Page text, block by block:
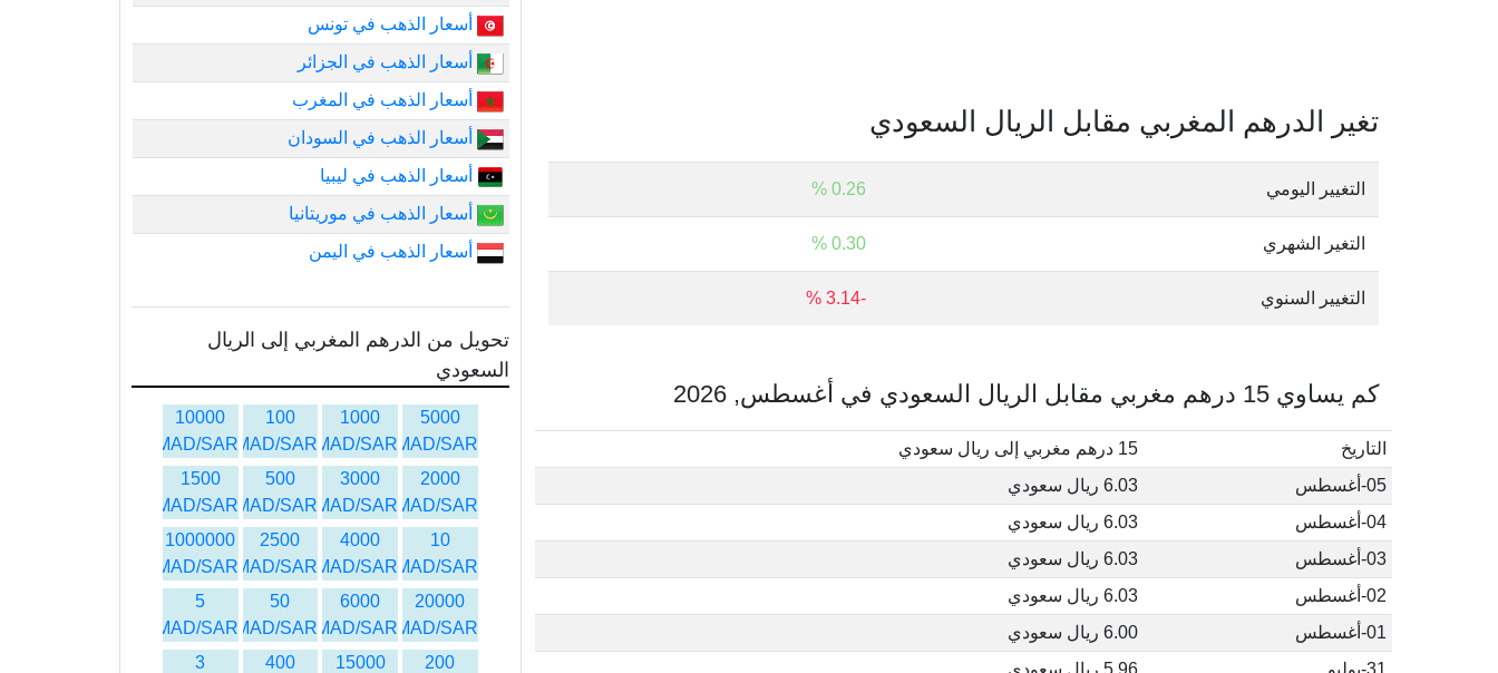
تغير الدرهم المغربي مقابل الريال السعودي
التغيير اليومي 0.26 %
التغير الشهري 0.30 %
التغيير السنوي -3.14 %
كم يساوي 15 درهم مغربي مقابل الريال السعودي في أغسطس, 2026
التاريخ
15 درهم مغربي إلى ريال سعودي
05-أغسطس
6.03 ريال سعودي
04-أغسطس
6.03 ريال سعودي
03-أغسطس
6.03 ريال سعودي
02-أغسطس
6.03 ريال سعودي
01-أغسطس
6.00 ريال سعودي
31-يوليو
5.96 ريال سعودي
أسعار الذهب في تونس
أسعار الذهب في الجزائر
أسعار الذهب في المغرب
أسعار الذهب في السودان
أسعار الذهب في ليبيا
أسعار الذهب في موريتانيا
أسعار الذهب في اليمن
تحويل من الدرهم المغربي إلى الريال
السعودي
5000
MAD/SAR
1000
MAD/SAR
100
MAD/SAR
10000
MAD/SAR
2000
MAD/SAR
3000
MAD/SAR
500
MAD/SAR
1500
MAD/SAR
10
MAD/SAR
4000
MAD/SAR
2500
MAD/SAR
1000000
MAD/SAR
20000
MAD/SAR
6000
MAD/SAR
50
MAD/SAR
5
MAD/SAR
200
15000
400
3